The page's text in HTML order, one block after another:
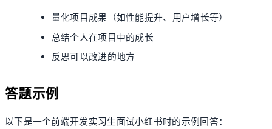
量化项目成果（如性能提升、用户增长等）
总结个人在项目中的成长
反思可以改进的地方
答题示例
以下是一个前端开发实习生面试小红书时的示例回答：